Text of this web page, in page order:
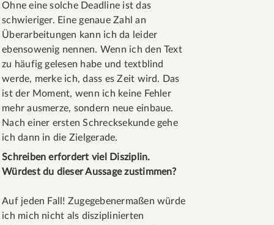
Ohne eine solche Deadline ist das
schwieriger. Eine genaue Zahl an
Überarbeitungen kann ich da leider
ebensowenig nennen. Wenn ich den Text
zu häufig gelesen habe und textblind
werde, merke ich, dass es Zeit wird. Das
ist der Moment, wenn ich keine Fehler
mehr ausmerze, sondern neue einbaue.
Nach einer ersten Schrecksekunde gehe
ich dann in die Zielgerade.
Schreiben erfordert viel Disziplin.
Würdest du dieser Aussage zustimmen?
Auf jeden Fall! Zugegebenermaßen würde
ich mich nicht als disziplinierten